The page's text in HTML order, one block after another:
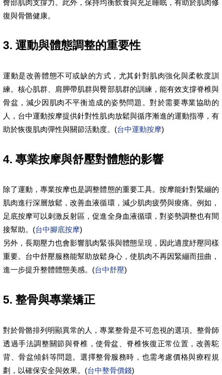
臀部肌肉支撐力。此外，保持均衡飲食與充足睡眠，有助於肌肉修
復與骨骼健康。
3. 運動與體態調整的重要性
運動是改善體態不可或缺的方式，尤其針對肌肉強化與柔軟度訓
練。核心肌群、肩胛帶肌群與臀部肌群的訓練，能有效支撐脊椎與
骨盆，減少因肌肉不平衡造成的姿勢問題。對於需要專業協助的
人，台中運動按摩提供針對性肌肉放鬆與循序漸進的運動指導，有
助於恢復肌肉彈性與關節活動度。(台中運動按摩)
4. 專業按摩與舒壓對體態的影響
除了運動，專業按摩也是調整體態的重要工具。按摩能針對緊繃的
肌肉進行深層放鬆，改善血液循環，減少肌肉疲勞與痠痛。例如，
足底按摩可以刺激反射區，促進全身血液循環，對姿勢調整也有間
接幫助。(台中腳底按摩)
另外，長期壓力也會影響肌肉緊張與體態呈現，因此適度紓壓同樣
重要。台中舒壓服務能幫助放鬆身心，使肌肉不再因緊繃而扭曲，
進一步提升整體體態美感。(台中舒壓)
5. 整骨與專業矯正
對於骨骼排列明顯異常的人，專業整骨是不可忽視的選項。整骨師
透過手法調整關節與脊椎，使骨盆、脊椎恢復正常位置，改善駝
背、骨盆傾斜等問題。選擇整骨服務時，也需考慮價格與療程規
劃，以確保安全與效果。(台中整骨價錢)